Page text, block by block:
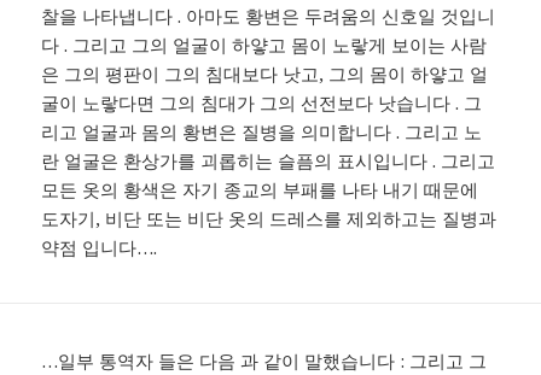
찰을 나타냅니다 . 아마도 황변은 두려움의 신호일 것입니
다 . 그리고 그의 얼굴이 하얗고 몸이 노랗게 보이는 사람
은 그의 평판이 그의 침대보다 낫고, 그의 몸이 하얗고 얼
굴이 노랗다면 그의 침대가 그의 선전보다 낫습니다 . 그
리고 얼굴과 몸의 황변은 질병을 의미합니다 . 그리고 노
란 얼굴은 환상가를 괴롭히는 슬픔의 표시입니다 . 그리고
모든 옷의 황색은 자기 종교의 부패를 나타 내기 때문에
도자기, 비단 또는 비단 옷의 드레스를 제외하고는 질병과
약점 입니다….
…일부 통역자 들은 다음 과 같이 말했습니다 : 그리고 그